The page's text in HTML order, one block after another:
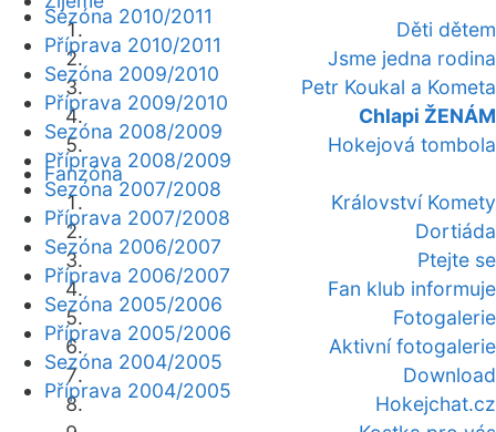
Děti dětem
Jsme jedna rodina
Petr Koukal a Kometa
Chlapi ŽENÁM
Hokejová tombola
Fanzóna
Království Komety
Dortiáda
Ptejte se
Fan klub informuje
Fotogalerie
Aktivní fotogalerie
Download
Hokejchat.cz
Sezóna 2010/2011
Příprava 2010/2011
Sezóna 2009/2010
Příprava 2009/2010
Sezóna 2008/2009
Příprava 2008/2009
Sezóna 2007/2008
Příprava 2007/2008
Sezóna 2006/2007
Příprava 2006/2007
Sezóna 2005/2006
Příprava 2005/2006
Sezóna 2004/2005
Příprava 2004/2005